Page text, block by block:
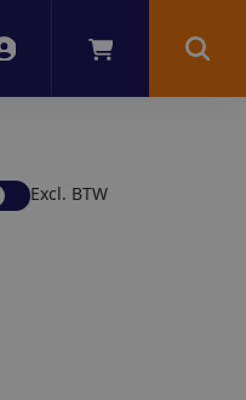
Account Winkelwagen
Excl. BTW